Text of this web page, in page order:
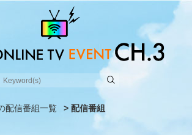
配信番組一覧 > 配信番組